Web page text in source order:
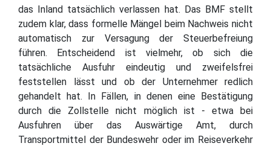
das Inland tatsächlich verlassen hat. Das BMF stellt
zudem klar, dass formelle Mängel beim Nachweis nicht
automatisch zur Versagung der Steuerbefreiung
führen. Entscheidend ist vielmehr, ob sich die
tatsächliche Ausfuhr eindeutig und zweifelsfrei
feststellen lässt und ob der Unternehmer redlich
gehandelt hat. In Fällen, in denen eine Bestätigung
durch die Zollstelle nicht möglich ist - etwa bei
Ausfuhren über das Auswärtige Amt, durch
Transportmittel der Bundeswehr oder im Reiseverkehr